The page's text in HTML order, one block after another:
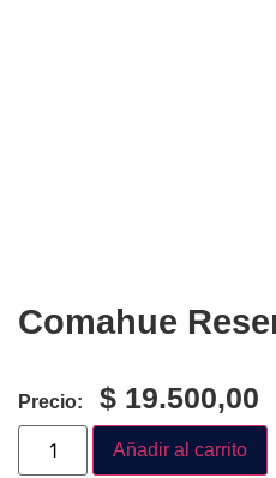
Comahue
Precio: $ 19.500,00
Añadir al carrito